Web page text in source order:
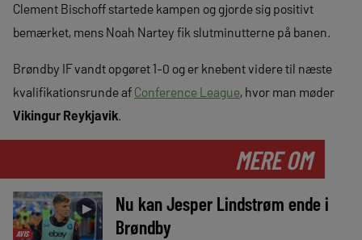
Clement Bischoff startede kampen og gjorde sig positivt
bemærket, mens Noah Nartey fik slutminutterne på banen.
Brøndby IF vandt opgøret 1-0 og er knebent videre til næste
kvalifikationsrunde af Conference League, hvor man møder
Vikingur Reykjavik.
MERE OM
AVIS
►
Nu kan Jesper Lindstrøm ende i
Brøndby